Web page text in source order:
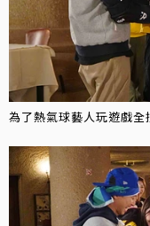
為了熱氣球藝人玩遊戲